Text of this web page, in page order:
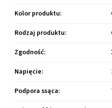
Kolor produktu:
Rodzaj produktu:
Zgodność:
Napięcie:
Podpora ssąca: